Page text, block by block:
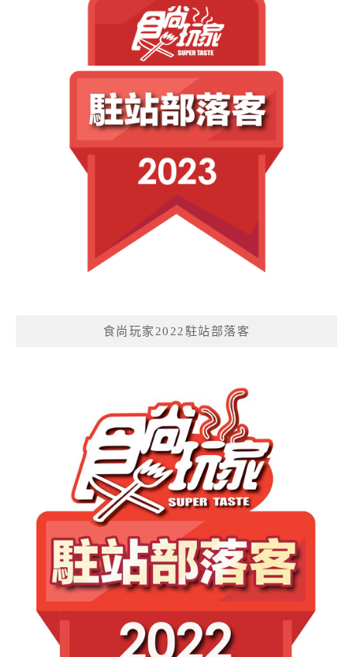
食尚玩家2022駐站部落客